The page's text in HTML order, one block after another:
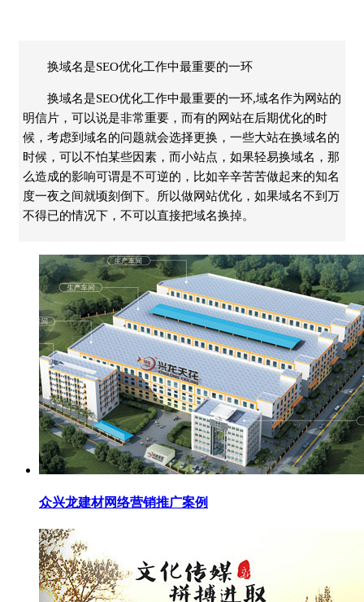
换域名是SEO优化工作中最重要的一环
换域名是SEO优化工作中最重要的一环,域名作为网站的
明信片，可以说是非常重要，而有的网站在后期优化的时
候，考虑到域名的问题就会选择更换，一些大站在换域名的
时候，可以不怕某些因素，而小站点，如果轻易换域名，那
么造成的影响可谓是不可逆的，比如辛辛苦苦做起来的知名
度一夜之间就顷刻倒下。所以做网站优化，如果域名不到万
不得已的情况下，不可以直接把域名换掉。
众兴龙建材网络营销推广案例